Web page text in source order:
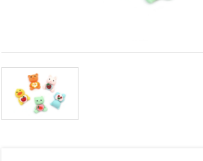
afișa
conținut și
reclame
mai
relevante,